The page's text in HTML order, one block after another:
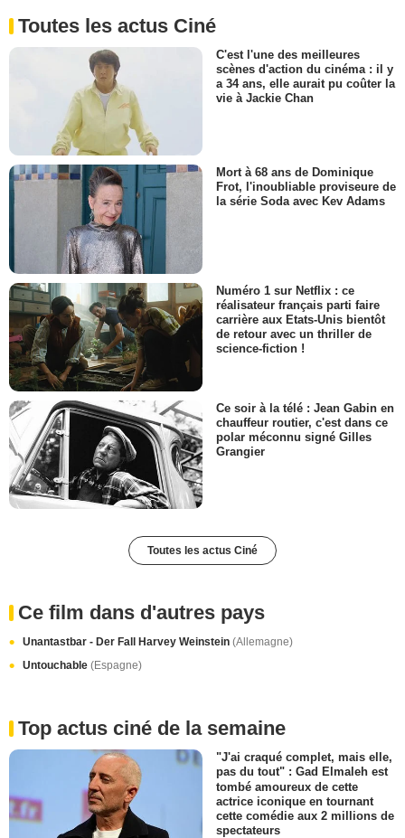
Toutes les actus Ciné
C'est l'une des meilleures
scènes d'action du cinéma : il y
a 34 ans, elle aurait pu coûter la
vie à Jackie Chan
Mort à 68 ans de Dominique
Frot, l'inoubliable proviseure de
la série Soda avec Kev Adams
Numéro 1 sur Netflix : ce
réalisateur français parti faire
carrière aux Etats-Unis bientôt
de retour avec un thriller de
science-fiction !
Ce soir à la télé : Jean Gabin en
chauffeur routier, c'est dans ce
polar méconnu signé Gilles
Grangier
Toutes les actus Ciné
Ce film dans d'autres pays
Unantastbar - Der Fall Harvey Weinstein (Allemagne)
Untouchable (Espagne)
Top actus ciné de la semaine
"J'ai craqué complet, mais elle,
pas du tout" : Gad Elmaleh est
tombé amoureux de cette
actrice iconique en tournant
cette comédie aux 2 millions de
spectateurs